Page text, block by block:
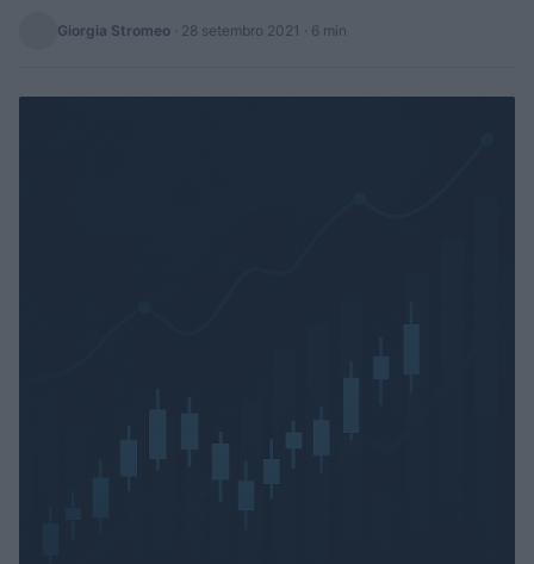
Giorgia Stromeo · 28 setembro 2021 · 6 min